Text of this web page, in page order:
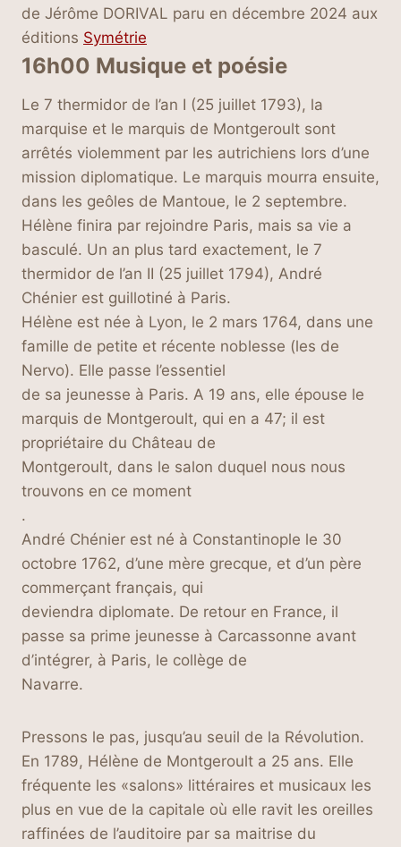
de Jérôme DORIVAL paru en décembre 2024 aux
éditions Symétrie
16h00 Musique et poésie
Le 7 thermidor de l’an I (25 juillet 1793), la
marquise et le marquis de Montgeroult sont
arrêtés violemment par les autrichiens lors d’une
mission diplomatique. Le marquis mourra ensuite,
dans les geôles de Mantoue, le 2 septembre.
Hélène finira par rejoindre Paris, mais sa vie a
basculé. Un an plus tard exactement, le 7
thermidor de l’an II (25 juillet 1794), André
Chénier est guillotiné à Paris.
Hélène est née à Lyon, le 2 mars 1764, dans une
famille de petite et récente noblesse (les de
Nervo). Elle passe l’essentiel
de sa jeunesse à Paris. A 19 ans, elle épouse le
marquis de Montgeroult, qui en a 47; il est
propriétaire du Château de
Montgeroult, dans le salon duquel nous nous
trouvons en ce moment
.
André Chénier est né à Constantinople le 30
octobre 1762, d’une mère grecque, et d’un père
commerçant français, qui
deviendra diplomate. De retour en France, il
passe sa prime jeunesse à Carcassonne avant
d’intégrer, à Paris, le collège de
Navarre.
Pressons le pas, jusqu’au seuil de la Révolution.
En 1789, Hélène de Montgeroult a 25 ans. Elle
fréquente les «salons» littéraires et musicaux les
plus en vue de la capitale où elle ravit les oreilles
raffinées de l’auditoire par sa maitrise du